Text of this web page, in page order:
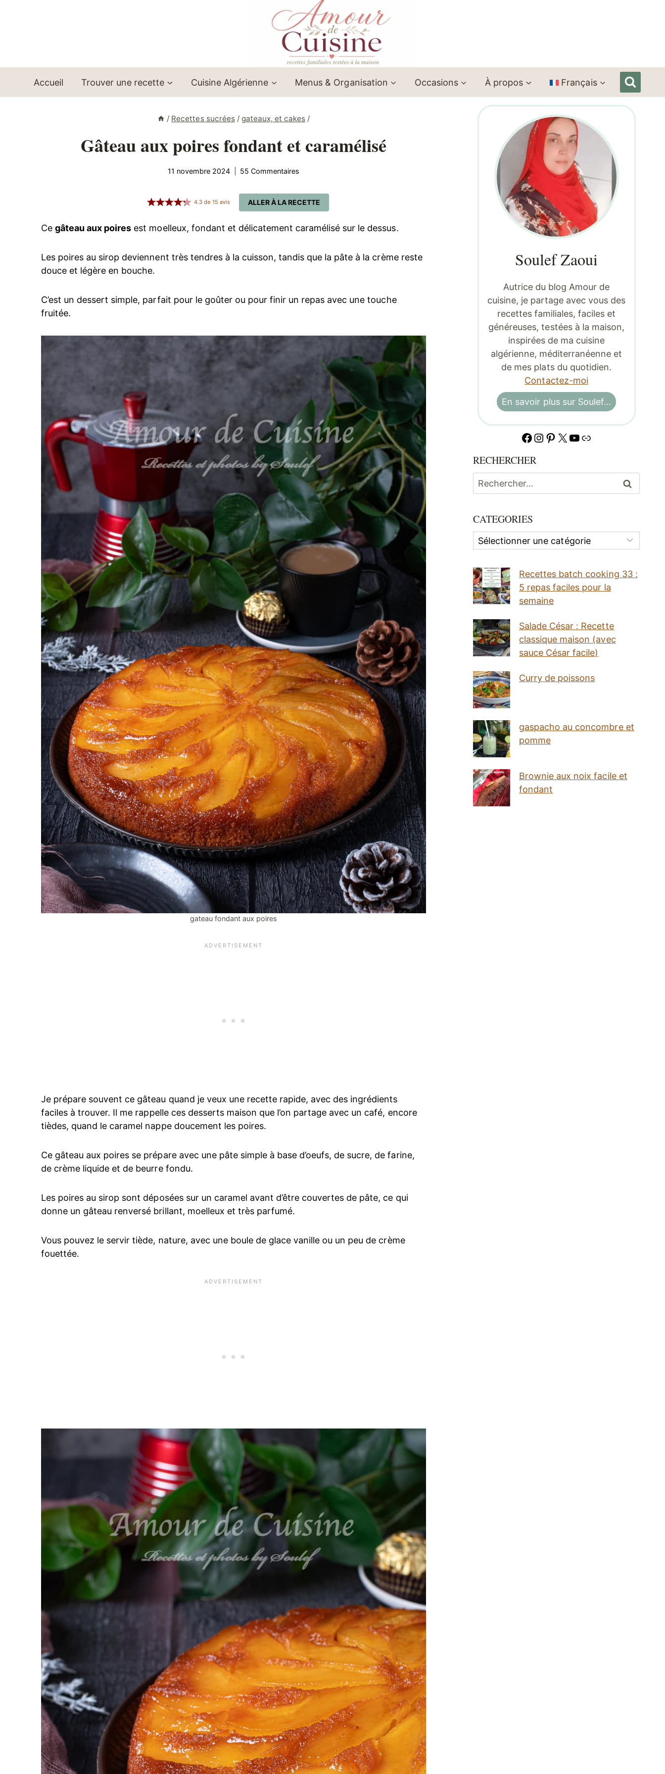
Accueil Trouver une recette Cuisine Algérienne Menus & Organisation Occasions À propos Français
/ Recettes sucrées / gateaux, et cakes /
Gâteau aux poires fondant et caramélisé
11 novembre 2024 55 Commentaires
ALLER À LA RECETTE
4.3de 15 avis
Cegâteau aux poires est moelleux, fondant et délicatement caramélisé sur le dessus.
Les poires au sirop deviennent très tendres à la cuisson, tandis que la pâte à la crème reste
douce et légère en bouche.
C’est un dessert simple, parfait pour le goûter ou pour finir un repas avec une touche
fruitée.
gateau fondant aux poires
Je prépare souvent ce gâteau quand je veux une recette rapide, avec des ingrédients
faciles à trouver. Il me rappelle ces desserts maison que l’on partage avec un café, encore
tièdes, quand le caramel nappe doucement les poires.
Ce gâteau aux poires se prépare avec une pâte simple à base d’oeufs, de sucre, de farine,
de crème liquide et de beurre fondu.
Les poires au sirop sont déposées sur un caramel avant d’être couvertes de pâte, ce qui
donne un gâteau renversé brillant, moelleux et très parfumé.
Vous pouvez le servir tiède, nature, avec une boule de glace vanille ou un peu de crème
fouettée.
Soulef Zaoui
Autrice du blog Amour de
cuisine, je partage avec vous des
recettes familiales, faciles et
généreuses, testées à la maison,
inspirées de ma cuisine
algérienne, méditerranéenne et
de mes plats du quotidien.
Contactez-moi
En savoir plus sur Soulef…
Facebook
Instagram
Pinterest
X YouTube
Lien
RECHERCHER
Rechercher :
CATEGORIES
Categories
Recettes batch cooking 33 :
5 repas faciles pour la
semaine
Salade César : Recette
classique maison (avec
sauce César facile)
Curry de poissons
gaspacho au concombre et
pomme
Brownie aux noix facile et
fondant